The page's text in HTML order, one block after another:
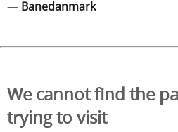
— Banedanmark
We cannot find the
trying to visit